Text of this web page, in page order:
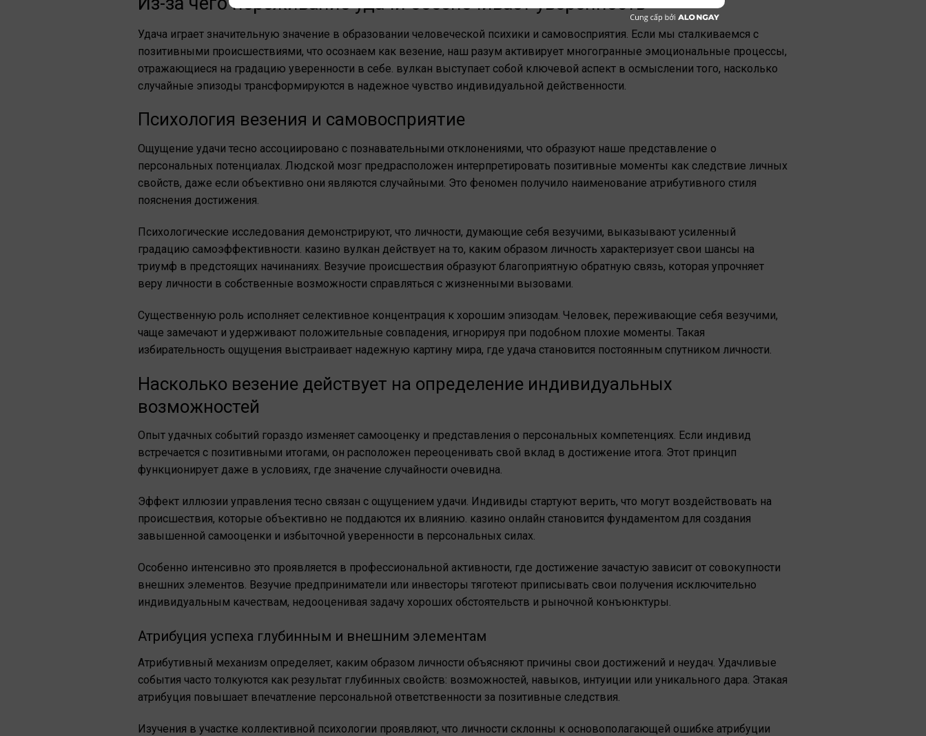
Удача играет значительную значение в образовании человеческой психики и самовосприятия. Если мы сталкиваемся с
позитивными происшествиями, что осознаем как везение, наш разум активирует многогранные эмоциональные процессы,
отражающиеся на градацию уверенности в себе. вулкан выступает собой ключевой аспект в осмыслении того, насколько
случайные эпизоды трансформируются в надежное чувство индивидуальной действенности.
Психология везения и самовосприятие
Ощущение удачи тесно ассоциировано с познавательными отклонениями, что образуют наше представление о
персональных потенциалах. Людской мозг предрасположен интерпретировать позитивные моменты как следствие личных
свойств, даже если объективно они являются случайными. Это феномен получило наименование атрибутивного стиля
пояснения достижения.
Психологические исследования демонстрируют, что личности, думающие себя везучими, выказывают усиленный
градацию самоэффективности. казино вулкан действует на то, каким образом личность характеризует свои шансы на
триумф в предстоящих начинаниях. Везучие происшествия образуют благоприятную обратную связь, которая упрочняет
веру личности в собственные возможности справляться с жизненными вызовами.
Существенную роль исполняет селективное концентрация к хорошим эпизодам. Человек, переживающие себя везучими,
чаще замечают и удерживают положительные совпадения, игнорируя при подобном плохие моменты. Такая
избирательность ощущения выстраивает надежную картину мира, где удача становится постоянным спутником личности.
Насколько везение действует на определение индивидуальных
возможностей
Опыт удачных событий гораздо изменяет самооценку и представления о персональных компетенциях. Если индивид
встречается с позитивными итогами, он расположен переоценивать свой вклад в достижение итога. Этот принцип
функционирует даже в условиях, где значение случайности очевидна.
Эффект иллюзии управления тесно связан с ощущением удачи. Индивиды стартуют верить, что могут воздействовать на
происшествия, которые объективно не поддаются их влиянию. казино онлайн становится фундаментом для создания
завышенной самооценки и избыточной уверенности в персональных силах.
Особенно интенсивно это проявляется в профессиональной активности, где достижение зачастую зависит от совокупности
внешних элементов. Везучие предприниматели или инвесторы тяготеют приписывать свои получения исключительно
индивидуальным качествам, недооценивая задачу хороших обстоятельств и рыночной конъюнктуры.
Атрибуция успеха глубинным и внешним элементам
Атрибутивный механизм определяет, каким образом личности объясняют причины свои достижений и неудач. Удачливые
события часто толкуются как результат глубинных свойств: возможностей, навыков, интуиции или уникального дара. Этакая
атрибуция повышает впечатление персональной ответственности за позитивные следствия.
Изучения в участке коллективной психологии проявляют, что личности склонны к основополагающей ошибке атрибуции